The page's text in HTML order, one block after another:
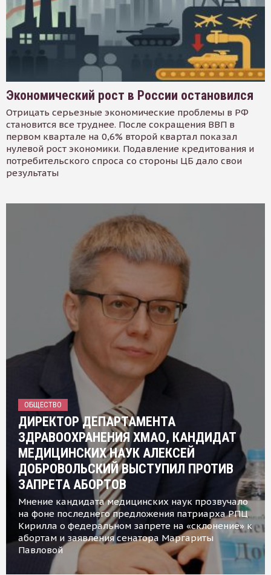
Экономический рост в России остановился
Отрицать серьезные экономические проблемы в РФ
становится все труднее. После сокращения ВВП в
первом квартале на 0,6% второй квартал показал
нулевой рост экономики. Подавление кредитования и
потребительского спроса со стороны ЦБ дало свои
результаты
ОБЩЕСТВО
ДИРЕКТОР ДЕПАРТАМЕНТА
ЗДРАВООХРАНЕНИЯ ХМАО, КАНДИДАТ
МЕДИЦИНСКИХ НАУК АЛЕКСЕЙ
ДОБРОВОЛЬСКИЙ ВЫСТУПИЛ ПРОТИВ
ЗАПРЕТА АБОРТОВ
Мнение кандидата медицинских наук прозвучало
на фоне последнего предложения патриарха РПЦ
Кирилла о федеральном запрете на «склонение» к
абортам и заявления сенатора Маргариты
Павловой